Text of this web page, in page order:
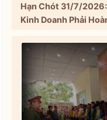
Hạn Chót 31/7/
Kinh Doanh Phải